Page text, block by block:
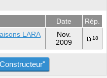
Date
Rép.
LARA
Nov.
2009
18